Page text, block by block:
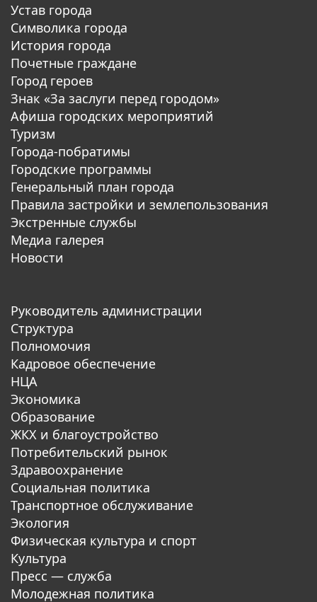
Устав города
Символика города
История города
Почетные граждане
Город героев
Знак «За заслуги перед городом»
Афиша городских мероприятий
Туризм
Города-побратимы
Городские программы
Генеральный план города
Правила застройки и землепользования
Экстренные службы
Медиа галерея
Новости
Руководитель администрации
Структура
Полномочия
Кадровое обеспечение
НЦА
Экономика
Образование
ЖКХ и благоустройство
Потребительский рынок
Здравоохранение
Социальная политика
Транспортное обслуживание
Экология
Физическая культура и спорт
Культура
Пресс — служба
Молодежная политика